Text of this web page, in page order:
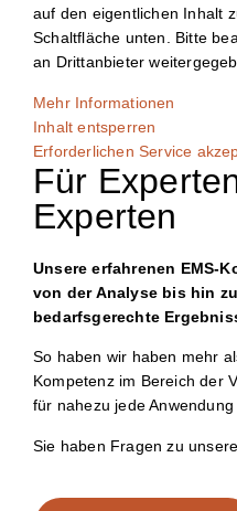
auf den eigentlichen Inhalt
Schaltfläche unten. Bitte
an Drittanbieter
Mehr Informationen
Inhalt entsperren
Erforderlichen Service
Für
Experten
Unsere erfahrenen EMS-
von der Analyse bis hin
bedarfsgerechte
So haben wir haben mehr
Kompetenz im Bereich der
für nahezu jede
Sie haben Fragen zu